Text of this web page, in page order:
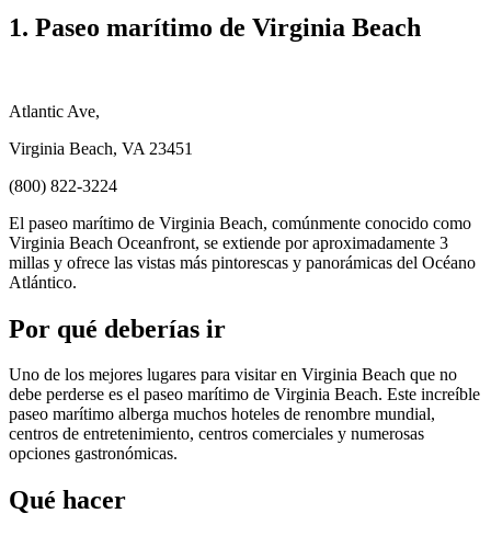
1. Paseo marítimo de Virginia Beach
Atlantic Ave,
Virginia Beach, VA 23451
(800) 822-3224
El paseo marítimo de Virginia Beach, comúnmente conocido como
Virginia Beach Oceanfront, se extiende por aproximadamente 3
millas y ofrece las vistas más pintorescas y panorámicas del Océano
Atlántico.
Por qué deberías ir
Uno de los mejores lugares para visitar en Virginia Beach que no
debe perderse es el paseo marítimo de Virginia Beach. Este increíble
paseo marítimo alberga muchos hoteles de renombre mundial,
centros de entretenimiento, centros comerciales y numerosas
opciones gastronómicas.
Qué hacer